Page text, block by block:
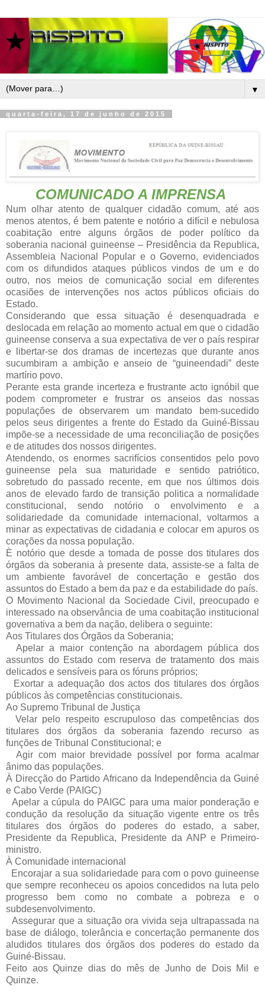
▼
quarta-feira, 17 de junho de 2015
COMUNICADO A IMPRENSA
Num olhar atento de qualquer cidadão comum, até aos
menos atentos, é bem patente e notório a difícil e nebulosa
coabitação entre alguns órgãos de poder político da
soberania nacional guineense – Presidência da Republica,
Assembleia Nacional Popular e o Governo, evidenciados
com os difundidos ataques públicos vindos de um e do
outro, nos meios de comunicação social em diferentes
ocasiões de intervenções nos actos públicos oficiais do
Estado.
Considerando que essa situação é desenquadrada e
deslocada em relação ao momento actual em que o cidadão
guineense conserva a sua expectativa de ver o país respirar
e libertar-se dos dramas de incertezas que durante anos
sucumbiram a ambição e anseio de “guineendadi” deste
martírio povo.
Perante esta grande incerteza e frustrante acto ignóbil que
podem comprometer e frustrar os anseios das nossas
populações de observarem um mandato bem-sucedido
pelos seus dirigentes a frente do Estado da Guiné-Bissau
impõe-se a necessidade de uma reconciliação de posições
e de atitudes dos nossos dirigentes.
Atendendo, os enormes sacrifícios consentidos pelo povo
guineense pela sua maturidade e sentido patriótico,
sobretudo do passado recente, em que nos últimos dois
anos de elevado fardo de transição politica a normalidade
constitucional, sendo notório o envolvimento e a
solidariedade da comunidade internacional, voltarmos a
minar as expectativas de cidadania e colocar em apuros os
corações da nossa população.
È notório que desde a tomada de posse dos titulares dos
órgãos da soberania à presente data, assiste-se a falta de
um ambiente favorável de concertação e gestão dos
assuntos do Estado a bem da paz e da estabilidade do país.
O Movimento Nacional da Sociedade Civil, preocupado e
interessado na observância de uma coabitação institucional
governativa a bem da nação, delibera o seguinte:
Aos Titulares dos Órgãos da Soberania;
Apelar a maior contenção na abordagem pública dos
assuntos do Estado com reserva de tratamento dos mais
delicados e sensíveis para os fóruns próprios;
Exortar a adequação dos actos dos titulares dos órgãos
públicos às competências constitucionais.
Ao Supremo Tribunal de Justiça
Velar pelo respeito escrupuloso das competências dos
titulares dos órgãos da soberania fazendo recurso as
funções de Tribunal Constitucional; e
Agir com maior brevidade possível por forma acalmar
ânimo das populações.
À Direcção do Partido Africano da Independência da Guiné
e Cabo Verde (PAIGC)
Apelar a cúpula do PAIGC para uma maior ponderação e
condução da resolução da situação vigente entre os três
titulares dos órgãos do poderes do estado, a saber,
Presidente da Republica, Presidente da ANP e Primeiro-
ministro.
À Comunidade internacional
Encorajar a sua solidariedade para com o povo guineense
que sempre reconheceu os apoios concedidos na luta pelo
progresso bem como no combate a pobreza e o
subdesenvolvimento.
Assegurar que a situação ora vivida seja ultrapassada na
base de diálogo, tolerância e concertação permanente dos
aludidos titulares dos órgãos dos poderes do estado da
Guiné-Bissau.
Feito aos Quinze dias do mês de Junho de Dois Mil e
Quinze.